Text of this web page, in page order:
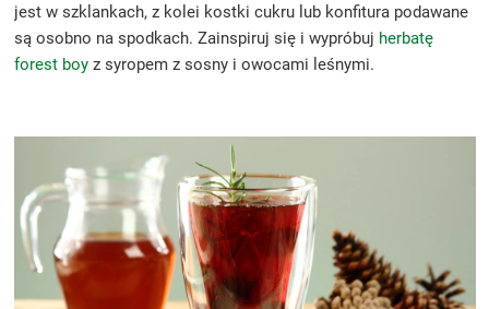
jest w szklankach, z kolei kostki cukru lub konfitura podawane
są osobno na spodkach. Zainspiruj się i wypróbuj herbatę
forest boyz syropem z sosny i owocami leśnymi.